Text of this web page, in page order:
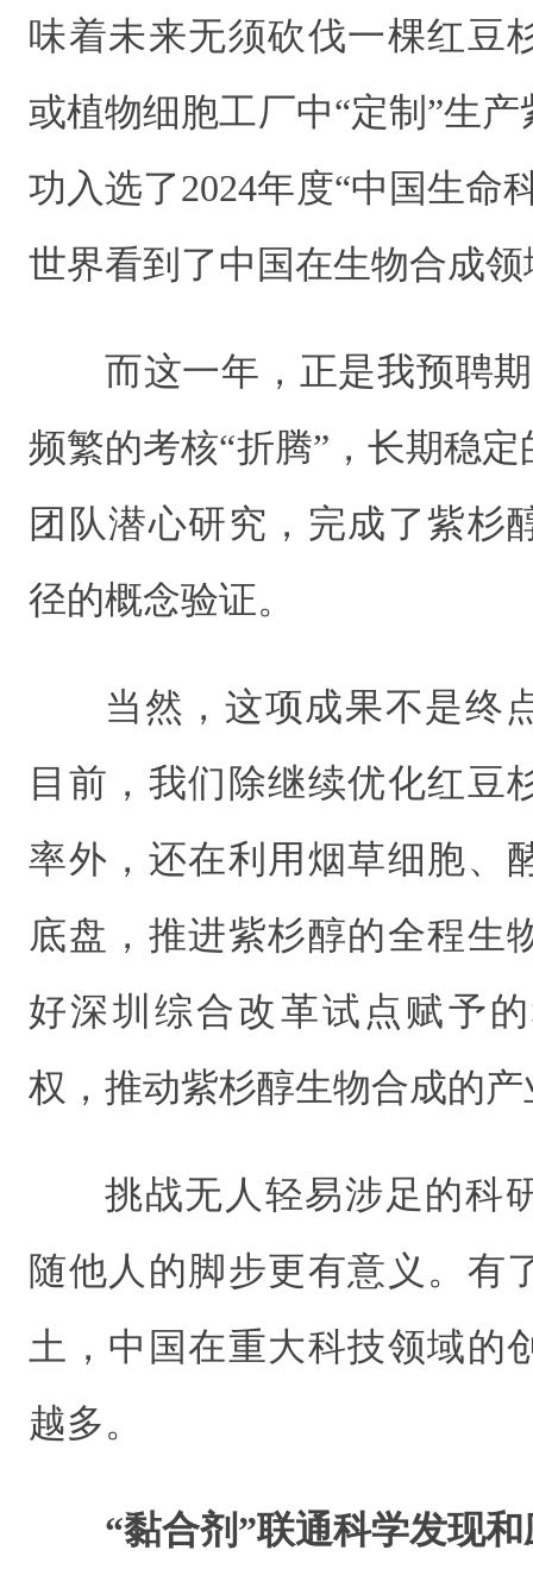
味着未来无须砍伐一棵红豆
或植物细胞工厂中“定制”生
功入选了2024年度“中国生命
世界看到了中国在生物合成
而这一年，正是我预聘
频繁的考核“折腾”，长期稳
团队潜心研究，完成了紫杉
径的概念验证。
当然，这项成果不是终
目前，我们除继续优化红豆
率外，还在利用烟草细胞、
底盘，推进紫杉醇的全程生
好深圳综合改革试点赋予
权，推动紫杉醇生物合成的
挑战无人轻易涉足的科
随他人的脚步更有意义。有
土，中国在重大科技领域的
越多。
“黏合剂”联通科学发现